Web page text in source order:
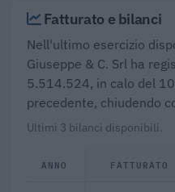
Fatturato e bilanci
Nell'ultimo esercizio
Giuseppe & C. Srl ha
5.514.524, in calo del
precedente, chiudendo
Ultimi 3 bilanci disponibili.
ANNO FATTURATO